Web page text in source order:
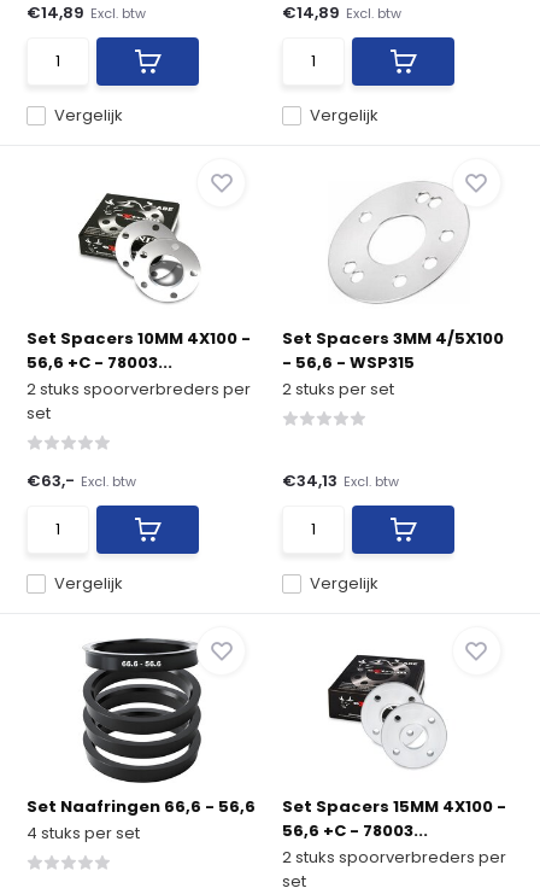
Vergelijk
€14,89 Excl. btw
Vergelijk
€14,89 Excl. btw
Set Spacers 10MM 4X100 -
56,6 +C - 78003...
2 stuks spoorverbreders per
set
Vergelijk
€63,- Excl. btw
Set Spacers 3MM 4/5X100
- 56,6 - WSP315
2 stuks per set
Vergelijk
€34,13 Excl. btw
Set Naafringen 66,6 - 56,6
4 stuks per set
Set Spacers 15MM 4X100 -
56,6 +C - 78003...
2 stuks spoorverbreders per
set